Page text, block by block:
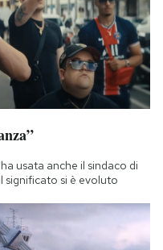
usata anche il sindaco di
significato si è evoluto